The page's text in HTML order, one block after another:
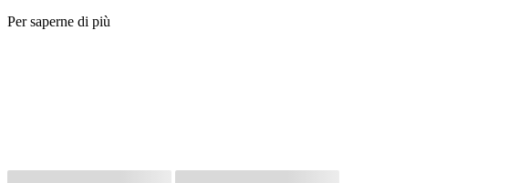
Per saperne di più